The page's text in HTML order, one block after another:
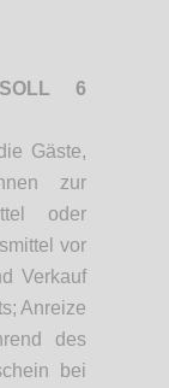
6
Gäste,
zur
oder
vor
Verkauf
Anreize
des
bei